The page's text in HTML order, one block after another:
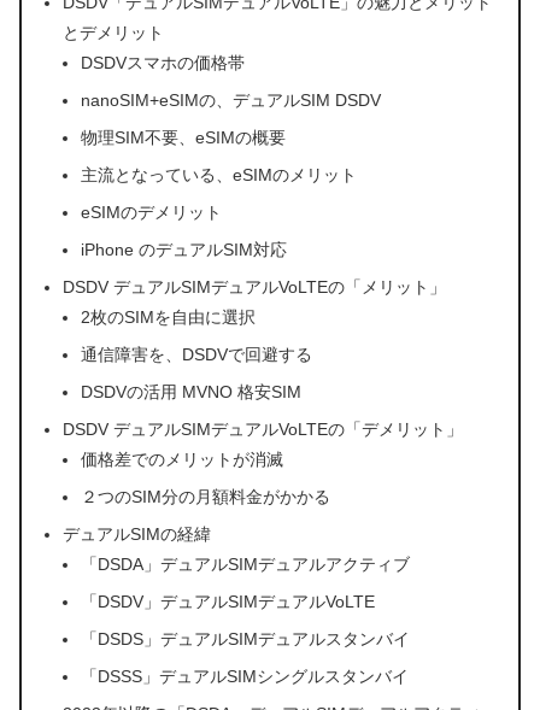
とデメリット
DSDVスマホの価格帯
nanoSIM+eSIMの、デュアルSIM DSDV
物理SIM不要、eSIMの概要
主流となっている、eSIMのメリット
eSIMのデメリット
iPhone のデュアルSIM対応
DSDV デュアルSIMデュアルVoLTEの「メリット」
2枚のSIMを自由に選択
通信障害を、DSDVで回避する
DSDVの活用 MVNO 格安SIM
DSDV デュアルSIMデュアルVoLTEの「デメリット」
価格差でのメリットが消滅
２つのSIM分の月額料金がかかる
デュアルSIMの経緯
「DSDA」デュアルSIMデュアルアクティブ
「DSDV」デュアルSIMデュアルVoLTE
「DSDS」デュアルSIMデュアルスタンバイ
「DSSS」デュアルSIMシングルスタンバイ